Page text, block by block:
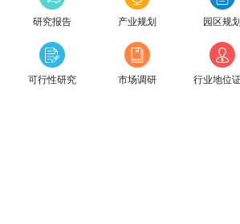
研究报告 产业规划 园区规划
可行性研究 市场调研 行业地位